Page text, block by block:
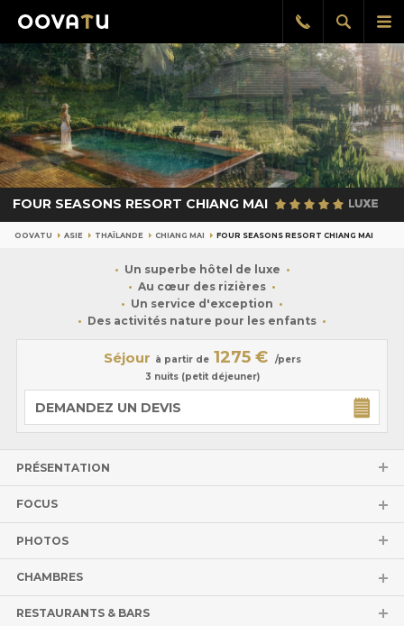
le
Afficher
la
Rappel
gratuit
FOUR SEASONS RESORT CHIANG MAI
OOVATU ASIE THAÏLANDE CHIANG MAI FOUR SEASONS RESORT CHIANG MAI
Un superbe hôtel de luxe
Au cœur des rizières
Un service d'exception
Des activités nature pour les enfants
Séjour à partir de 1275 €
/pers
3 nuits (petit déjeuner)
DEMANDEZ UN DEVIS
PRÉSENTATION
FOCUS
PHOTOS
CHAMBRES
RESTAURANTS & BARS